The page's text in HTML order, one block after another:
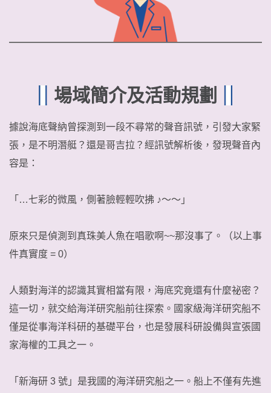
場域簡介及活動規劃
據說海底聲納曾探測到一段不尋常的聲音訊號，引發大家緊
張，是不明潛艇？還是哥吉拉？經訊號解析後，發現聲音內
容是：
「…七彩的微風，側著臉輕輕吹拂 ♪～～」
原來只是偵測到真珠美人魚在唱歌啊~~那沒事了。（以上事
件真實度 = 0）
人類對海洋的認識其實相當有限，海底究竟還有什麼祕密？
這一切，就交給海洋研究船前往探索。國家級海洋研究船不
僅是從事海洋科研的基礎平台，也是發展科研設備與宣張國
家海權的工具之一。
「新海研 3 號」是我國的海洋研究船之一。船上不僅有先進